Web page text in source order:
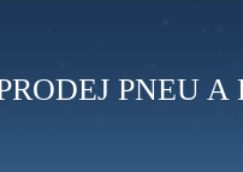
PNEU